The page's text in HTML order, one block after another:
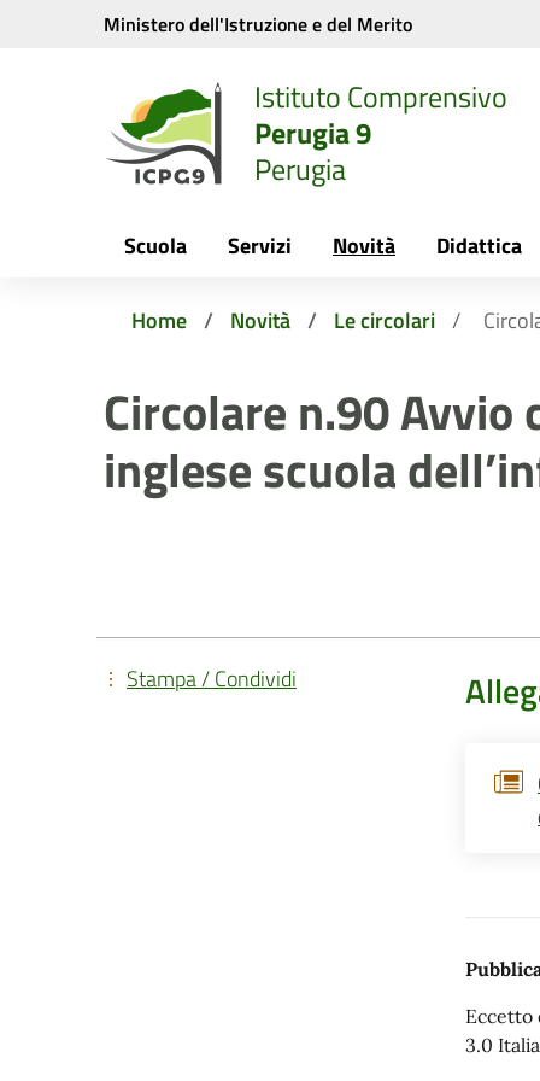
Vai ai contenuti
Vai al menu di navigazione
Ministero dell'Istruzione e del Merito
Istituto Comprensivo
Perugia 9
Perugia
Scuola Servizi Novità Didattica
Home Novità Le circolari
Circolare n.90 Avvio
inglese scuola
Eccetto
3.0
Stampa / Condividi